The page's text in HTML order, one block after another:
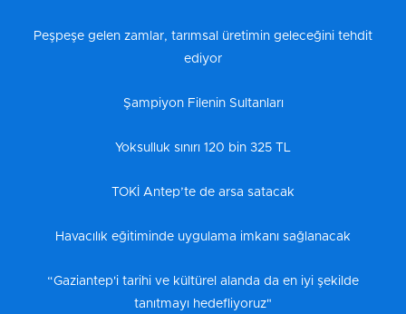
Peşpeşe gelen zamlar, tarımsal üretimin geleceğini tehdit
ediyor
Şampiyon Filenin Sultanları
Yoksulluk sınırı 120 bin 325 TL
TOKİ Antep’te de arsa satacak
Havacılık eğitiminde uygulama imkanı sağlanacak
“Gaziantep'i tarihi ve kültürel alanda da en iyi şekilde
tanıtmayı hedefliyoruz"